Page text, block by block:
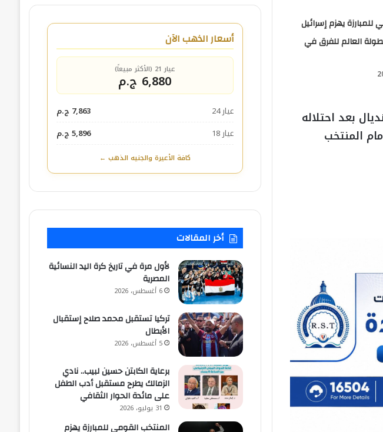
يهزم إسرائيل
العالم للفرق في
لكرة القدم كان قد تأهل إلى دور الـ32 بالمونديال بعد احتلاله
فقط أمام المنتخب
لضم محمد صلاح
لموسمين.. وراتب سنوي 15 مليون يورو..
تعرض سباح للإرهاق:
أسعار الذهب الآن
عيار 21 (الأكثر مبيعاً)
6,880 ج.م
عيار 24
7,863 ج.م
عيار 18
5,896 ج.م
كافة الأعيرة والجنيه الذهب ←
أخر المقالات
لأول مرة في تاريخ كرة اليد النسائية
المصرية
6 أغسطس، 2026
تركيا تستقبل محمد صلاح إستقبال
الأبطال
5 أغسطس، 2026
برعاية الكابتن حسين لبيب.. نادي
الزمالك يطرح مستقبل أدب الطفل
على مائدة الحوار الثقافي
31 يوليو، 2026
المنتخب القومي للمبارزة يهزم